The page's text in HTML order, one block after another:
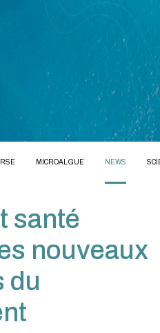
MICROALGUE NEWS
santé
nouveaux
du